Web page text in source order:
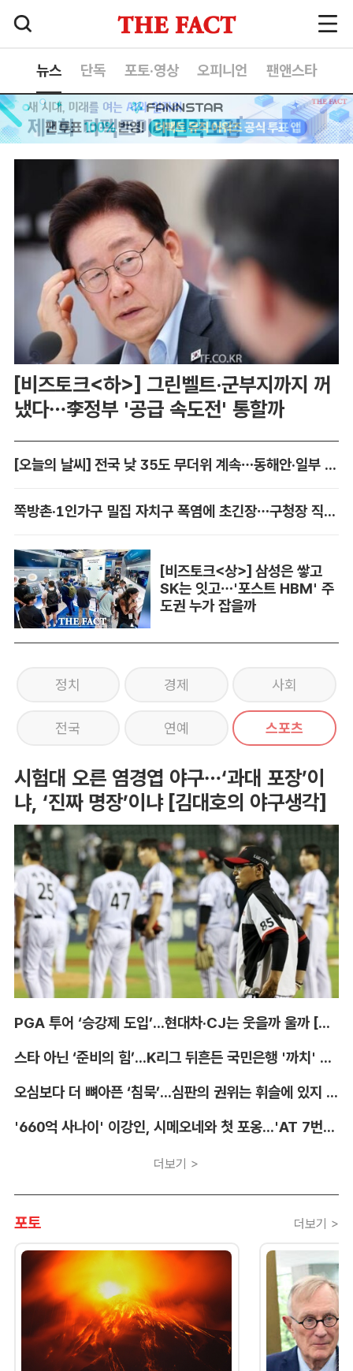
뉴스 단독 포토·영상 오피니언 팬앤스타
[비즈토크<하>] 그린벨트·군부지까지 꺼
냈다…李정부 '공급 속도전' 통할까
[오늘의 날씨] 전국 낮 35도 무더위 계속…동해안·일부 지역 비
쪽방촌·1인가구 밀집 자치구 폭염에 초긴장…구청장 직접 챙긴다
[비즈토크<상>] 삼성은 쌓고
SK는 잇고…'포스트 HBM' 주
도권 누가 잡을까
정치 경제 사회
전국 연예 스포츠
시험대 오른 염경엽 야구…‘과대 포장’이
냐, ‘진짜 명장’이냐 [김대호의 야구생각]
PGA 투어 ‘승강제 도입’...현대차·CJ는 웃을까 울까 [박호윤의 IN&OUT]
스타 아닌 ‘준비의 힘’...K리그 뒤흔든 국민은행 '까치' 사단 [이영규의 비욘더매치]
오심보다 더 뼈아픈 ‘침묵’...심판의 권위는 휘슬에 있지 않다 [박순규의 창]
'660억 사나이' 이강인, 시메오네와 첫 포옹...'AT 7번' 데뷔 초읽기
더보기 >
포토 더보기 >